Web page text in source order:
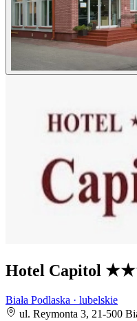
Hotel Capitol
Biała Podlaska · lubelskie
ul. Reymonta 3, 21-500